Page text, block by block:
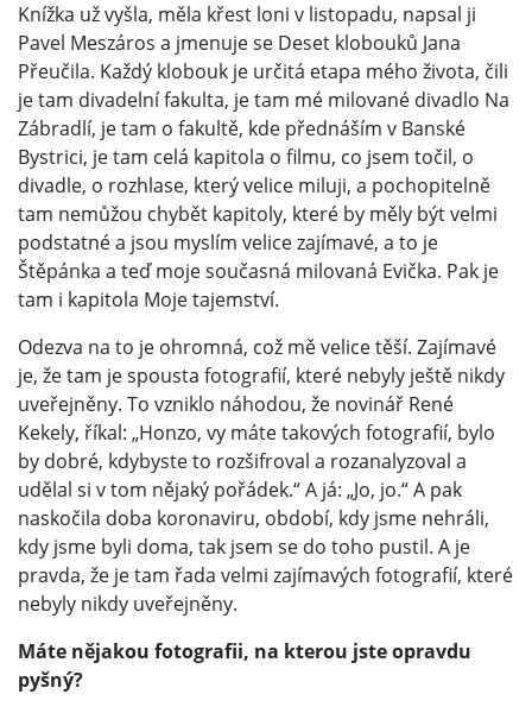
Knížka už vyšla, měla křest loni v listopadu, napsal ji
Pavel Meszáros a jmenuje se Deset klobouků Jana
Přeučila. Každý klobouk je určitá etapa mého života, čili
je tam divadelní fakulta, je tam mé milované divadlo Na
Zábradlí, je tam o fakultě, kde přednáším v Banské
Bystrici, je tam celá kapitola o filmu, co jsem točil, o
divadle, o rozhlase, který velice miluji, a pochopitelně
tam nemůžou chybět kapitoly, které by měly být velmi
podstatné a jsou myslím velice zajímavé, a to je
Štěpánka a teď moje současná milovaná Evička. Pak je
tam i kapitola Moje tajemství.
Odezva na to je ohromná, což mě velice těší. Zajímavé
je, že tam je spousta fotografií, které nebyly ještě nikdy
uveřejněny. To vzniklo náhodou, že novinář René
Kekely, říkal: „Honzo, vy máte takových fotografií, bylo
by dobré, kdybyste to rozšifroval a rozanalyzoval a
udělal si v tom nějaký pořádek.“ A já: „Jo, jo.“ A pak
naskočila doba koronaviru, období, kdy jsme nehráli,
kdy jsme byli doma, tak jsem se do toho pustil. A je
pravda, že je tam řada velmi zajímavých fotografií, které
nebyly nikdy uveřejněny.
Máte nějakou fotografii, na kterou jste opravdu
pyšný?